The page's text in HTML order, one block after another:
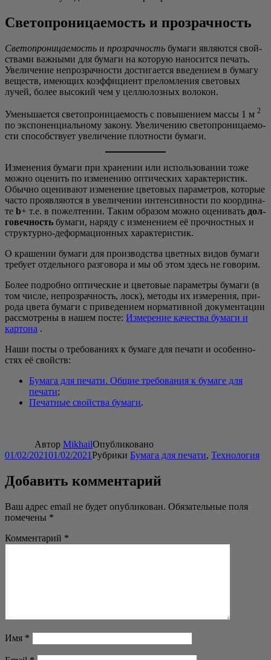
Светопроницаемость и прозрачность
Све­то­про­ни­ца­е­мость и про­зрач­ность бума­ги явля­ют­ся свой­
ства­ми важ­ны­ми для бума­ги на кото­рую нано­сит­ся печать.
Уве­ли­че­ние непро­зрач­но­сти дости­га­ет­ся вве­де­ни­ем в бума­гу
веществ, име­ю­щих коэф­фи­ци­ент пре­лом­ле­ния све­то­вых
лучей, более высо­кий чем у цел­лю­лоз­ных волокон.
Умень­ша­ет­ся све­то­про­ни­ца­е­мость с повы­ше­ни­ем мас­сы 1 м 2
по экс­по­нен­ци­аль­но­му зако­ну. Уве­ли­че­нию све­то­про­ни­ца­е­мо­
сти спо­соб­ству­ет уве­ли­че­ние плот­но­сти бумаги.
Изме­не­ния бума­ги при хра­не­нии или исполь­зо­ва­нии тоже
мож­но оце­нить по изме­не­нию опти­че­ских харак­те­ри­стик.
Обыч­но оце­ни­ва­ют изме­не­ние цве­то­вых пара­мет­ров, кото­рые
часто про­яв­ля­ют­ся в уве­ли­че­нии интен­сив­но­сти по коор­ди­на­
те b+ т.е. в пожел­те­нии. Таким обра­зом мож­но оце­ни­вать дол­
го­веч­ность бума­ги, наря­ду с изме­не­ни­ем её проч­ност­ных и
струк­тур­но-дефор­ма­ци­он­ных характеристик.
О кра­ше­нии бума­ги для про­из­вод­ства цвет­ных видов бума­ги
тре­бу­ет отдель­но­го раз­го­во­ра и мы об этом здесь не говорим.
Более подроб­но опти­че­ские и цве­то­вые пара­мет­ры бума­ги (в
том чис­ле, непро­зрач­ность, лоск), мето­ды их изме­ре­ния, при­
ро­да цве­та бума­ги с при­ве­де­ни­ем нор­ма­тив­ной доку­мен­та­ции
рас­смот­ре­ны в нашем посте: Изме­ре­ние каче­ства бума­ги и
кар­то­на .
Наши посты о тре­бо­ва­ни­ях к бума­ге для печа­ти и осо­бен­но­
стях её свойств:
Бума­га для печа­ти. Общие тре­бо­ва­ния к бума­ге для
печа­ти;
Печат­ные свой­ства бума­ги.
Автор MikhailОпубликовано
01/02/202101/02/2021Рубрики Бумага для печати, Технология
Добавить комментарий
Ваш адрес email не будет опубликован. Обязательные поля
помечены *
Комментарий *
Имя *